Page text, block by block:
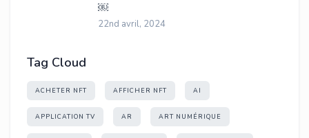
￼
22nd avril, 2024
Tag Cloud
ACHETER NFT AFFICHER NFT AI
APPLICATION TV AR ART NUMÉRIQUE